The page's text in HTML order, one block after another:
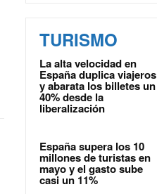
TURISMO
La alta velocidad en
España duplica viajeros
y abarata los billetes un
40% desde la
liberalización
España supera los 10
millones de turistas en
mayo y el gasto sube
casi un 11%